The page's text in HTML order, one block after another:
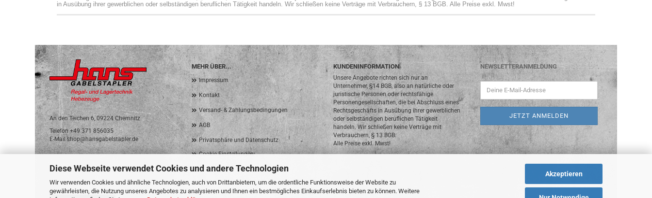
Diese Webseite verwendet Cookies und andere Technologien
Wir verwenden Cookies und ähnliche Technologien, auch von Drittanbietern, um die ordentliche Funktionsweise der Website zu
gewährleisten, die Nutzung unseres Angebotes zu analysieren und Ihnen ein bestmögliches Einkaufserlebnis bieten zu können. Weitere
Akzeptieren
in Ausübung ihrer gewerblichen oder selbständigen beruflichen Tätigkeit handeln. Wir schließen keine Verträge mit Verbrauchern, § 13 BGB. Alle Preise exkl. Mwst!
MEHR ÜBER...
Impressum
Kontakt
Versand- & Zahlungsbedingungen
AGB
Privatsphäre und Datenschutz
Cookie Einstellungen
KUNDENINFORMATION
Unsere Angebote richten sich nur an
Unternehmer, §14 BGB, also an natürliche oder
juristische Personen oder rechtsfähige
Personengesellschaften, die bei Abschluss eines
Rechtsgeschäfts in Ausübung ihrer gewerblichen
oder selbständigen beruflichen Tätigkeit
handeln. Wir schließen keine Verträge mit
Verbrauchern, § 13 BGB.
Alle Preise exkl. Mwst!
NEWSLETTERANMELDUNG
An den Teichen 6, 09224 Chemnitz
Telefon +49 371 856035
E-Mail shop@hansgabelstapler.de